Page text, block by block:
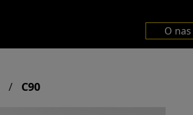
O nas
/ C90